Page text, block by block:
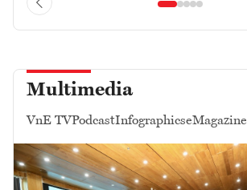
Multimedia
VnE TVPodcastInfographicseMagazine